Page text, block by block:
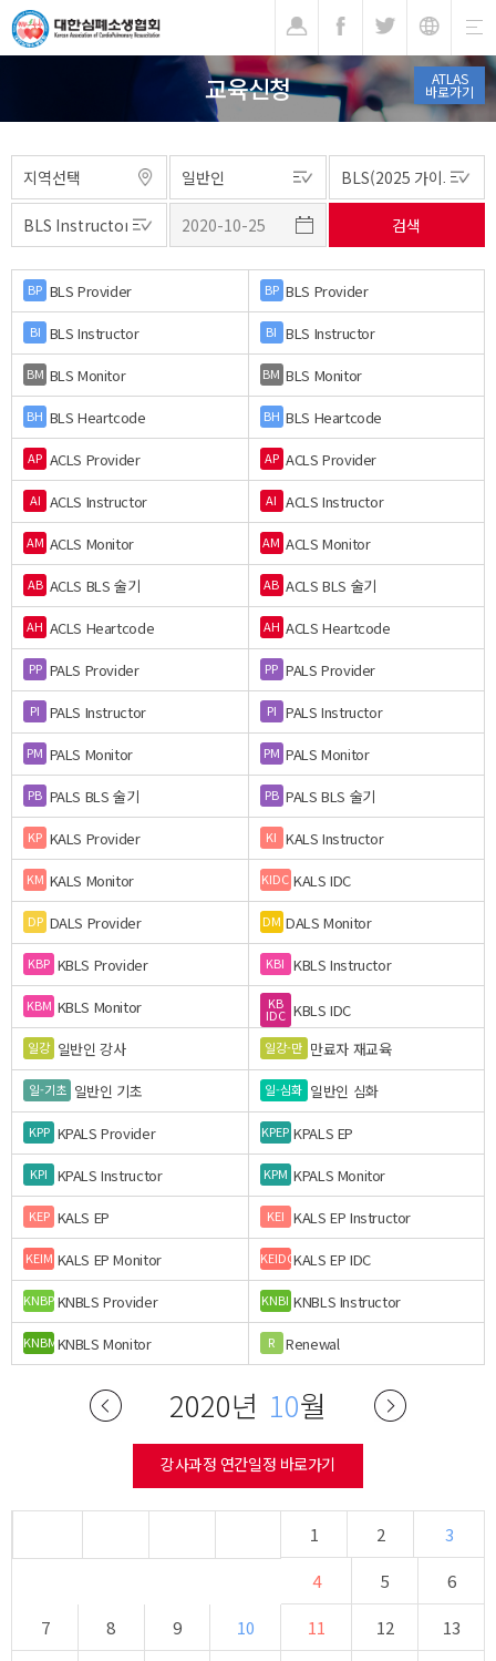
ATLAS
바로가기
교육신청
BP BLS Provider BP BLS Provider
BI BLS Instructor BI BLS Instructor
BM BLS Monitor BM BLS Monitor
BH BLS Heartcode BH BLS Heartcode
AP ACLS Provider AP ACLS Provider
AI ACLS Instructor AI ACLS Instructor
AM ACLS Monitor AM ACLS Monitor
AB ACLS BLS 술기 AB ACLS BLS 술기
AH ACLS Heartcode AH ACLS Heartcode
PP PALS Provider PP PALS Provider
PI PALS Instructor PI PALS Instructor
PM PALS Monitor PM PALS Monitor
PB PALS BLS 술기 PB PALS BLS 술기
KP KALS Provider KI KALS Instructor
KM KALS Monitor KIDC KALS IDC
DP DALS Provider DM DALS Monitor
KBP KBLS Provider KBI KBLS Instructor
KBM KBLS Monitor KB
IDC KBLS IDC
일강 일반인 강사 일강-만 만료자 재교육
일-기초 일반인 기초 일-심화 일반인 심화
KPP KPALS Provider KPEP KPALS EP
KPI KPALS Instructor KPM KPALS Monitor
KEP KALS EP KEI KALS EP Instructor
KEIM KALS EP Monitor KEIDCKALS EP IDC
KNBPKNBLS Provider KNBI KNBLS Instructor
KNBMKNBLS Monitor R Renewal
2020년 10월
강사과정 연간일정 바로가기
1 2
3
4
5
6
7
8 9 10 11 12
13